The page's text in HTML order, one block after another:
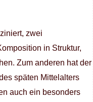
zwei
in Struktur,
Zum anderen hat der
späten Mittelalters
auch ein besonders